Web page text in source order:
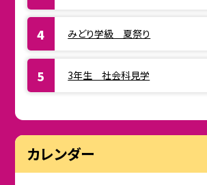
みどり学級 夏祭り
3年生 社会科見学
カレンダー